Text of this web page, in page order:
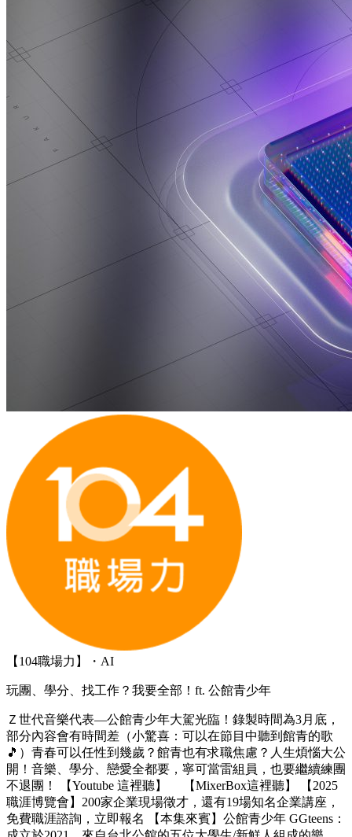
【104職場力】・AI
玩團、學分、找工作？我要全部！ft. 公館青少年
Ｚ世代音樂代表—公館青少年大駕光臨！錄製時間為3月底，
部分內容會有時間差（小驚喜：可以在節目中聽到館青的歌
🎵）青春可以任性到幾歲？館青也有求職焦慮？人生煩惱大公
開！音樂、學分、戀愛全都要，寧可當雷組員，也要繼續練團
不退團！ 【Youtube 這裡聽】 【MixerBox這裡聽】 【2025
職涯博覽會】200家企業現場徵才，還有19場知名企業講座，
免費職涯諮詢，立即報名 【本集來賓】公館青少年 GGteens：